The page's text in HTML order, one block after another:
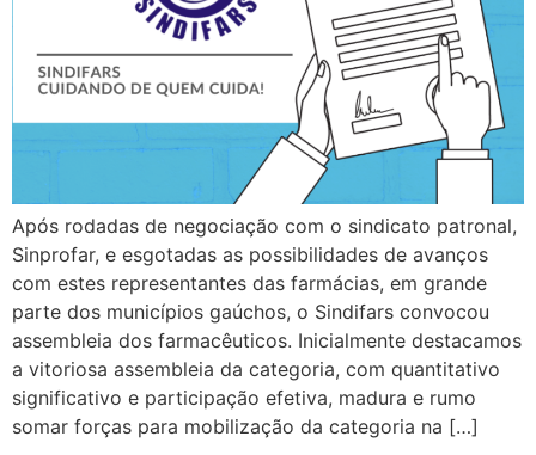
Após rodadas de negociação com o sindicato patronal,
Sinprofar, e esgotadas as possibilidades de avanços
com estes representantes das farmácias, em grande
parte dos municípios gaúchos, o Sindifars convocou
assembleia dos farmacêuticos. Inicialmente destacamos
a vitoriosa assembleia da categoria, com quantitativo
significativo e participação efetiva, madura e rumo
somar forças para mobilização da categoria na […]